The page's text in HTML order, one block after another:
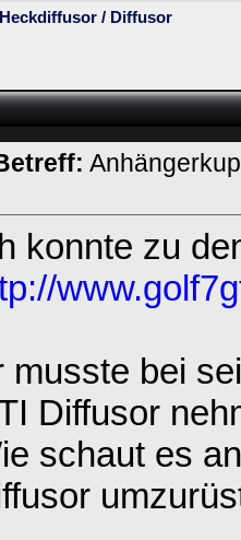
/ Diffusor
konnte zu
musste bei
Diffusor
schaut es